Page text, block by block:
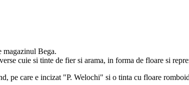
magazinul Bega.
cuie si tinte de fier si arama, in forma de floare si
pe care e incizat "P. Welochi" si o tinta cu floare